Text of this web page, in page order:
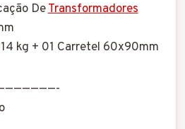
DeTransformadores
kg + 01 Carretel 60x90mm